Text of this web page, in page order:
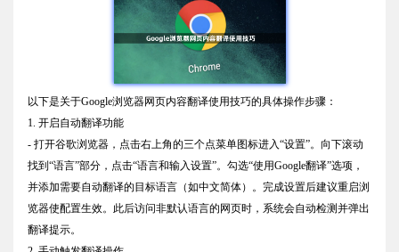
以下是关于Google浏览器网页内容翻译使用技巧的具体操作步骤：
1. 开启自动翻译功能
- 打开谷歌浏览器，点击右上角的三个点菜单图标进入“设置”。向下滚动
找到“语言”部分，点击“语言和输入设置”。勾选“使用Google翻译”选项，
并添加需要自动翻译的目标语言（如中文简体）。完成设置后建议重启浏
览器使配置生效。此后访问非默认语言的网页时，系统会自动检测并弹出
翻译提示。